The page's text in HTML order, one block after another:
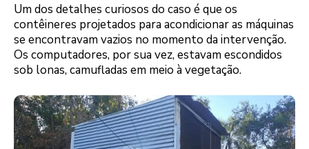
Um dos detalhes curiosos do caso é que os
contêineres projetados para acondicionar as máquinas
se encontravam vazios no momento da intervenção.
Os computadores, por sua vez, estavam escondidos
sob lonas, camufladas em meio à vegetação.